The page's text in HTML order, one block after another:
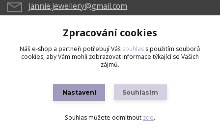
jannie.jewellery@gmail.com
Vytvořeno na
Eshop-rychle.cz
Zpracování cookies
Náš e-shop a partneři potřebují Váš souhlas s použitím souborů
cookies, aby Vám mohli zobrazovat informace týkající se Vašich
zájmů.
Nastavení Souhlasím
Souhlas můžete odmítnout zde.